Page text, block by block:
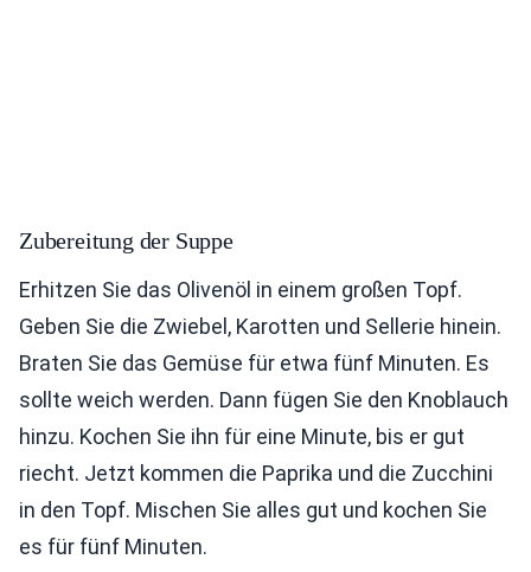
Zubereitung der Suppe
Erhitzen Sie das Olivenöl in einem großen Topf.
Geben Sie die Zwiebel, Karotten und Sellerie hinein.
Braten Sie das Gemüse für etwa fünf Minuten. Es
sollte weich werden. Dann fügen Sie den Knoblauch
hinzu. Kochen Sie ihn für eine Minute, bis er gut
riecht. Jetzt kommen die Paprika und die Zucchini
in den Topf. Mischen Sie alles gut und kochen Sie
es für fünf Minuten.